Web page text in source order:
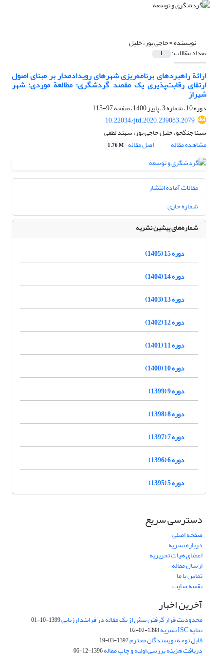
نویسنده =حاجی پور، خلیل
تعداد مقالات: 1
ارائة راهبردهای برنامه‌ریزی شهرهای رویدادمدار بر مبنای اصول
ارتقای رقابت‌پذیری یک مقصد گردشگری؛ مطالعة موردی: شهر
شیراز
دوره 10، شماره 3، پاییز 1400، صفحه
97-115
10.22034/jtd.2020.239083.2079
سینا جنگجو، خلیل حاجی پور، سهند لطفی
مشاهده مقاله
اصل مقاله 1.76 M
مقالات آماده انتشار
شماره جاری
شماره‌های پیشین نشریه
دوره 15 (1405)
دوره 14 (1404)
دوره 13 (1403)
دوره 12 (1402)
دوره 11 (1401)
دوره 10 (1400)
دوره 9 (1399)
دوره 8 (1398)
دوره 7 (1397)
دوره 6 (1396)
دوره 5 (1395)
دسترسی سریع
صفحه اصلی
درباره نشریه
اعضای هیات تحریریه
ارسال مقاله
تماس با ما
نقشه سایت
آخرین اخبار
محدودیت قرار گرفتن بیش از یک مقاله در فرایند ارزیابی1399-10-01
نمایه ISC نشریه 1398-02-02
قابل توجه نویسندگان محترم1397-03-19
دریافت هزینه بررسی اولیه و چاپ مقاله1396-12-06